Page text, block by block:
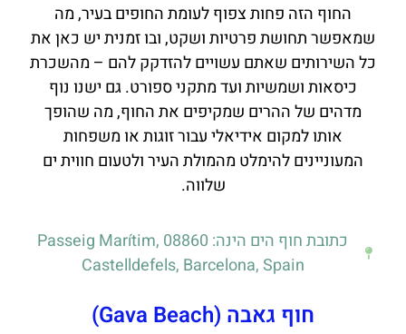
החוף הזה פחות צפוף לעומת החופים בעיר, מה
שמאפשר תחושת פרטיות ושקט, ובו זמנית יש כאן את
כל השירותים שאתם עשויים להזדקק להם – מהשכרת
כיסאות ושמשיות ועד מתקני ספורט. גם ישנו נוף
מדהים של ההרים שמקיפים את החוף, מה שהופך
אותו למקום אידיאלי עבור זוגות או משפחות
המעוניינים להימלט מהמולת העיר ולטעום חווית ים
שלווה.
כתובת חוף הים הינה: Passeig Marítim, 08860
Castelldefels, Barcelona, Spain
חוף גאבה (Gava Beach)